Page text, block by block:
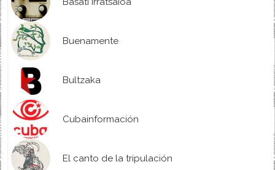
Buenamente
Bultzaka
Cubainformación
El canto de la tripulación